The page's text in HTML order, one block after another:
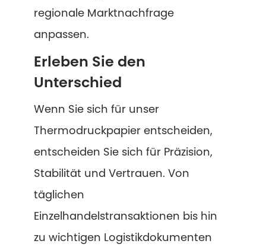
regionale Marktnachfrage
anpassen.
Erleben Sie den
Unterschied
Wenn Sie sich für unser
Thermodruckpapier entscheiden,
entscheiden Sie sich für Präzision,
Stabilität und Vertrauen. Von
täglichen
Einzelhandelstransaktionen bis hin
zu wichtigen Logistikdokumenten